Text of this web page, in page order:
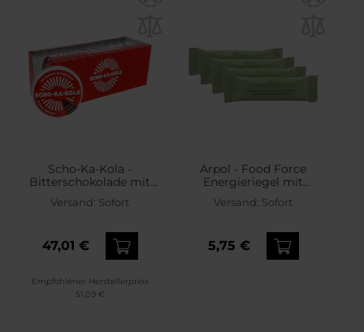
Scho-Ka-Kola -
Bitterschokolade mit
Koffein - 10 Stk.
Versand: Sofort
47,01 €
Empfohlener Herstellerpreis
51,09 €
Arpol - Food Force
Energieriegel mit
Cremefüllung 50 g - 4
Stück
Versand: Sofort
5,75 €